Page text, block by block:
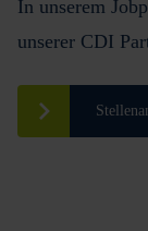
In unserem
unserer CDI